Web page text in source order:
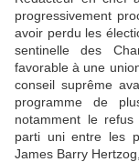
progressivement
avoir perdu les
sentinelle des
favorable à une
conseil suprême
programme de
notamment le
parti uni entre les
James Barry